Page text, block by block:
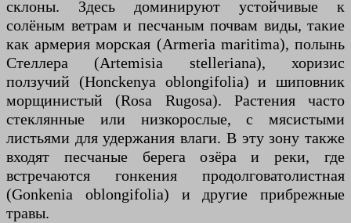
склоны. Здесь доминируют устойчивые к
солёным ветрам и песчаным почвам виды, такие
как армерия морская (Armeria maritima), полынь
Стеллера (Artemisia stelleriana), хоризис
ползучий (Honckenya oblongifolia) и шиповник
морщинистый (Rosa Rugosa). Растения часто
стеклянные или низкорослые, с мясистыми
листьями для удержания влаги. В эту зону также
входят песчаные берега озёра и реки, где
встречаются гонкения продолговатолистная
(Gonkenia oblongifolia) и другие прибрежные
травы.